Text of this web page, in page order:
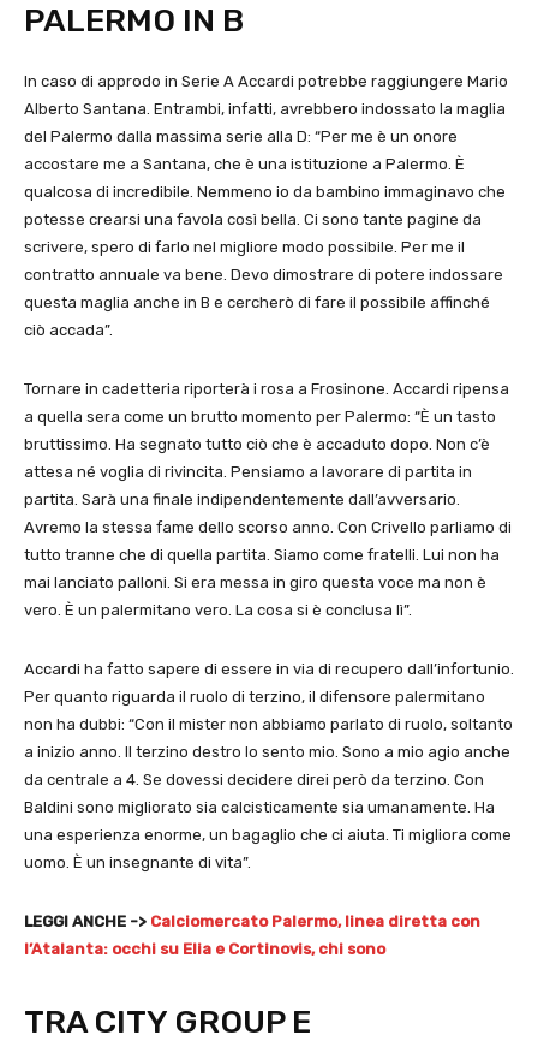
PALERMO IN B
In caso di approdo in Serie A Accardi potrebbe raggiungere Mario
Alberto Santana. Entrambi, infatti, avrebbero indossato la maglia
del Palermo dalla massima serie alla D: “Per me è un onore
accostare me a Santana, che è una istituzione a Palermo. È
qualcosa di incredibile. Nemmeno io da bambino immaginavo che
potesse crearsi una favola così bella. Ci sono tante pagine da
scrivere, spero di farlo nel migliore modo possibile. Per me il
contratto annuale va bene. Devo dimostrare di potere indossare
questa maglia anche in B e cercherò di fare il possibile affinché
ciò accada”.
Tornare in cadetteria riporterà i rosa a Frosinone. Accardi ripensa
a quella sera come un brutto momento per Palermo: “È un tasto
bruttissimo. Ha segnato tutto ciò che è accaduto dopo. Non c’è
attesa né voglia di rivincita. Pensiamo a lavorare di partita in
partita. Sarà una finale indipendentemente dall’avversario.
Avremo la stessa fame dello scorso anno. Con Crivello parliamo di
tutto tranne che di quella partita. Siamo come fratelli. Lui non ha
mai lanciato palloni. Si era messa in giro questa voce ma non è
vero. È un palermitano vero. La cosa si è conclusa lì”.
Accardi ha fatto sapere di essere in via di recupero dall’infortunio.
Per quanto riguarda il ruolo di terzino, il difensore palermitano
non ha dubbi: “Con il mister non abbiamo parlato di ruolo, soltanto
a inizio anno. Il terzino destro lo sento mio. Sono a mio agio anche
da centrale a 4. Se dovessi decidere direi però da terzino. Con
Baldini sono migliorato sia calcisticamente sia umanamente. Ha
una esperienza enorme, un bagaglio che ci aiuta. Ti migliora come
uomo. È un insegnante di vita”.
LEGGI ANCHE -> Calciomercato Palermo, linea diretta con
l’Atalanta: occhi su Elia e Cortinovis, chi sono
TRA CITY GROUP E